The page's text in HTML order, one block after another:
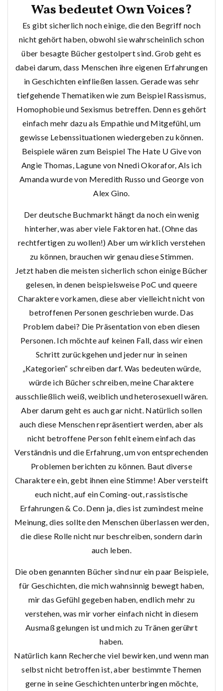
Was bedeutet Own Voices?
Es gibt sicherlich noch einige, die den Begriff noch
nicht gehört haben, obwohl sie wahrscheinlich schon
über besagte Bücher gestolpert sind. Grob geht es
dabei darum, dass Menschen ihre eigenen Erfahrungen
in Geschichten einfließen lassen. Gerade was sehr
tiefgehende Thematiken wie zum Beispiel Rassismus,
Homophobie und Sexismus betreffen. Denn es gehört
einfach mehr dazu als Empathie und Mitgefühl, um
gewisse Lebenssituationen wiedergeben zu können.
Beispiele wären zum Beispiel The Hate U Give von
Angie Thomas, Lagune von Nnedi Okorafor, Als ich
Amanda wurde von Meredith Russo und George von
Alex Gino.
Der deutsche Buchmarkt hängt da noch ein wenig
hinterher, was aber viele Faktoren hat. (Ohne das
rechtfertigen zu wollen!) Aber um wirklich verstehen
zu können, brauchen wir genau diese Stimmen.
Jetzt haben die meisten sicherlich schon einige Bücher
gelesen, in denen beispielsweise PoC und queere
Charaktere vorkamen, diese aber vielleicht nicht von
betroffenen Personen geschrieben wurde. Das
Problem dabei? Die Präsentation von eben diesen
Personen. Ich möchte auf keinen Fall, dass wir einen
Schritt zurückgehen und jeder nur in seinen
„Kategorien“ schreiben darf. Was bedeuten würde,
würde ich Bücher schreiben, meine Charaktere
ausschließlich weiß, weiblich und heterosexuell wären.
Aber darum geht es auch gar nicht. Natürlich sollen
auch diese Menschen repräsentiert werden, aber als
nicht betroffene Person fehlt einem einfach das
Verständnis und die Erfahrung, um von entsprechenden
Problemen berichten zu können. Baut diverse
Charaktere ein, gebt ihnen eine Stimme! Aber versteift
euch nicht, auf ein Coming-out, rassistische
Erfahrungen & Co. Denn ja, dies ist zumindest meine
Meinung, dies sollte den Menschen überlassen werden,
die diese Rolle nicht nur beschreiben, sondern darin
auch leben.
Die oben genannten Bücher sind nur ein paar Beispiele,
für Geschichten, die mich wahnsinnig bewegt haben,
mir das Gefühl gegeben haben, endlich mehr zu
verstehen, was mir vorher einfach nicht in diesem
Ausmaß gelungen ist und mich zu Tränen gerührt
haben.
Natürlich kann Recherche viel bewirken, und wenn man
selbst nicht betroffen ist, aber bestimmte Themen
gerne in seine Geschichten unterbringen möchte,